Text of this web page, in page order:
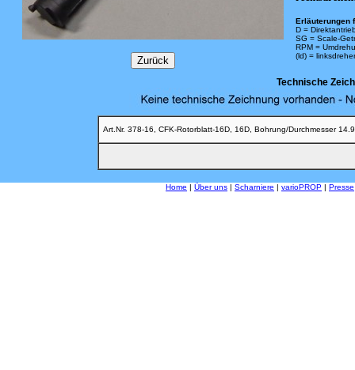
Erläuterungen
D =
SG = Scale-
RPM =
(ld) =
Technische
Art.Nr. 378-16, CFK-Rotorblatt-16D, 16D, Bohrung/Durchmesser
Home | Über uns | Scharniere | varioPROP | Presse